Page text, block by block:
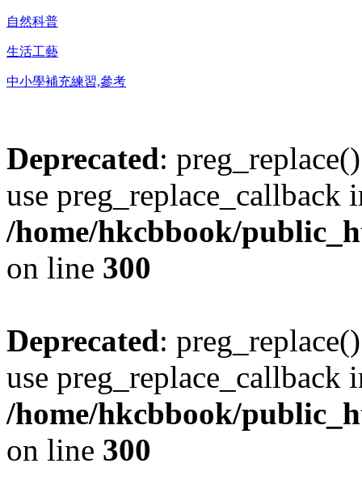
自然科普
生活工藝
中小學補充練習,參考
Deprecated:
use preg_replace_callback
/home/hkcbbook/
on line 300
Deprecated:
use preg_replace_callback
/home/hkcbbook/
on line 300